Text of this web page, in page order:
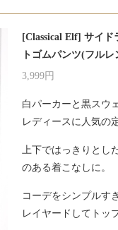
[Classical Elf] サイ
トゴムパンツ(フルレ
3,999円
白パーカーと黒スウ
レディースに人気の
上下ではっきりとし
のある着こなしに。
コーデをシンプルす
レイヤードしてトッ